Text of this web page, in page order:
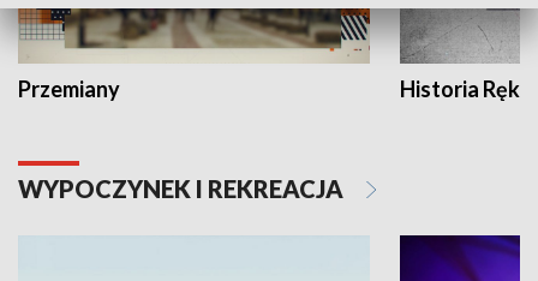
Przemiany Historia Ręką
WYPOCZYNEK I REKREACJA